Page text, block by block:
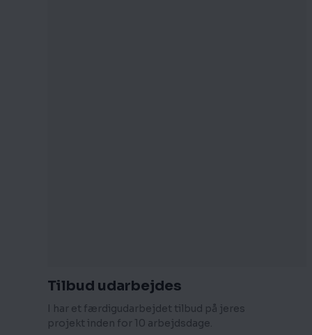
Tilbud udarbejdes
I har et færdigudarbejdet tilbud på jeres
projekt inden for 10 arbejdsdage.